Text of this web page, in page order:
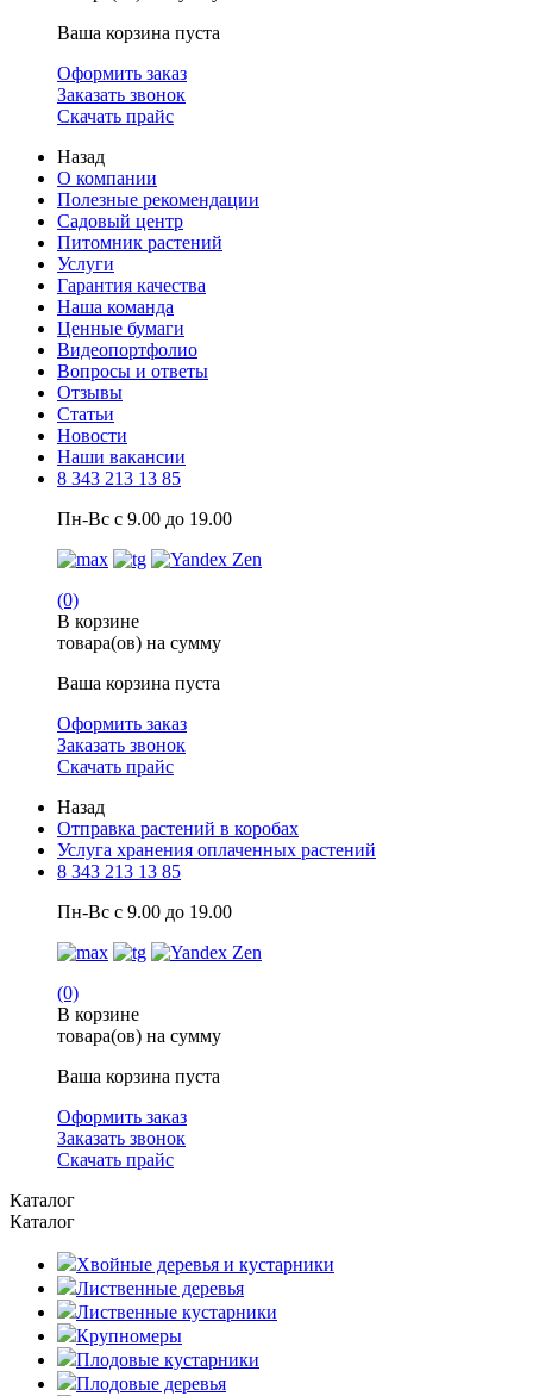
Ваша корзина пуста
Оформить заказ
Заказать звонок
Скачать прайс
Назад
О компании
Полезные рекомендации
Садовый центр
Питомник растений
Услуги
Гарантия качества
Наша команда
Ценные бумаги
Видеопортфолио
Вопросы и ответы
Отзывы
Статьи
Новости
Наши вакансии
8 343 213 13 85
Пн-Вс с 9.00 до 19.00
(0)
В корзине
товара(ов) на сумму
Ваша корзина пуста
Оформить заказ
Заказать звонок
Скачать прайс
Назад
Отправка растений в коробах
Услуга хранения оплаченных растений
8 343 213 13 85
Пн-Вс с 9.00 до 19.00
(0)
В корзине
товара(ов) на сумму
Ваша корзина пуста
Оформить заказ
Заказать звонок
Скачать прайс
Каталог
Каталог
Хвойные деревья и кустарники
Лиственные деревья
Лиственные кустарники
Крупномеры
Плодовые кустарники
Плодовые деревья